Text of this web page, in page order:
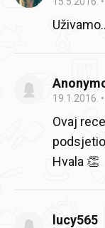
19.1.2016.
Ovaj
Hvala 👏
lucy565